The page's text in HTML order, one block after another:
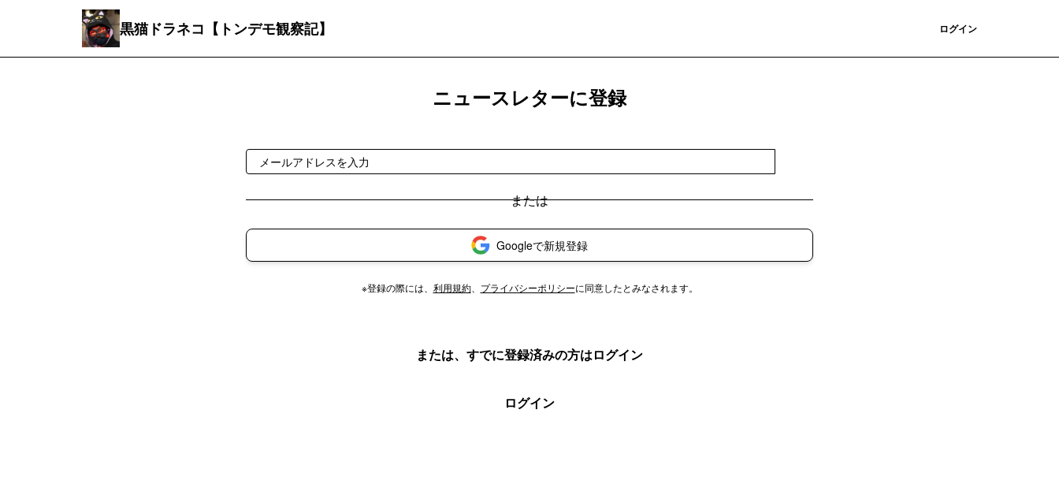
黒猫ドラネコ【トンデモ観察記】 ログイン
ニュースレターに登録
Googleで新規登録
※登録の際には、 利用規約、 プライバシーポリシーに同意したとみなされます。
または、すでに登録済みの方はログイン
ログイン